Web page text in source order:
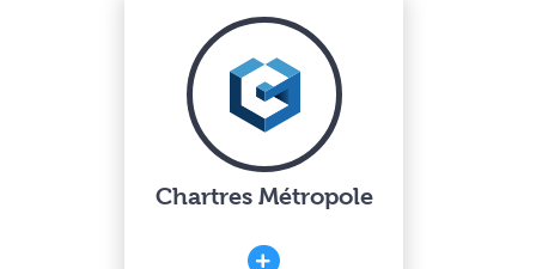
Chartres Métropole